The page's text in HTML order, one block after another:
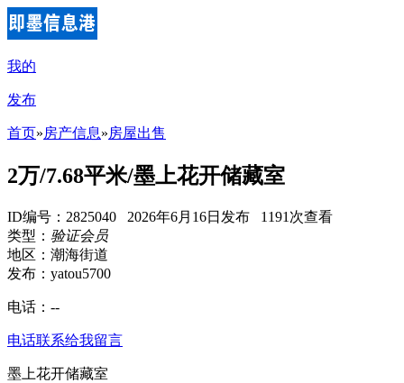
我的
发布
首页»房产信息»房屋出售
2万/7.68平米/墨上花开储藏室
ID编号：2825040 2026年6月16日发布 1191次查看
类型： 验证会员
地区：潮海街道
发布：yatou5700
电话： --
电话联系给我留言
墨上花开储藏室